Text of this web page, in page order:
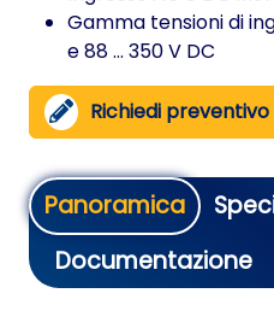
Gamma tensioni di
e 88 ... 350 V DC
Richiedi preventivo
Panoramica
Documentazione